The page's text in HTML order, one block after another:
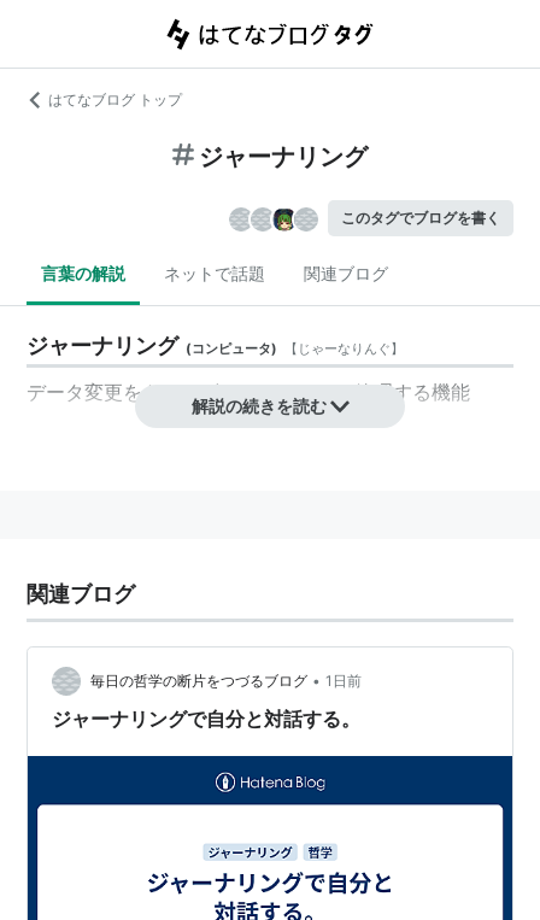
はてなブログ トップ
ジャーナリング
このタグでブログを書く
言葉の解説 ネットで話題 関連ブログ
ジャーナリング (コンピュータ) 【 じゃーなりんぐ】
データ変更をトランザクションとして管理する機能
解説の続きを読む
関連ブログ
毎日の哲学の断片をつづるブログ • 1日前
ジャーナリングで自分と対話する。